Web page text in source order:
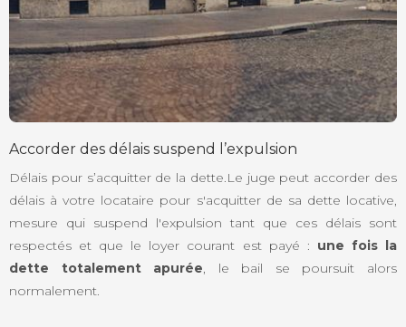
Accorder des délais suspend l’expulsion
Délais pour s’acquitter de la dette.Le juge peut accorder des
délais à votre locataire pour s'acquitter de sa dette locative,
mesure qui suspend l'expulsion tant que ces délais sont
respectés et que le loyer courant est payé : une fois la
dette totalement apurée, le bail se poursuit alors
normalement.